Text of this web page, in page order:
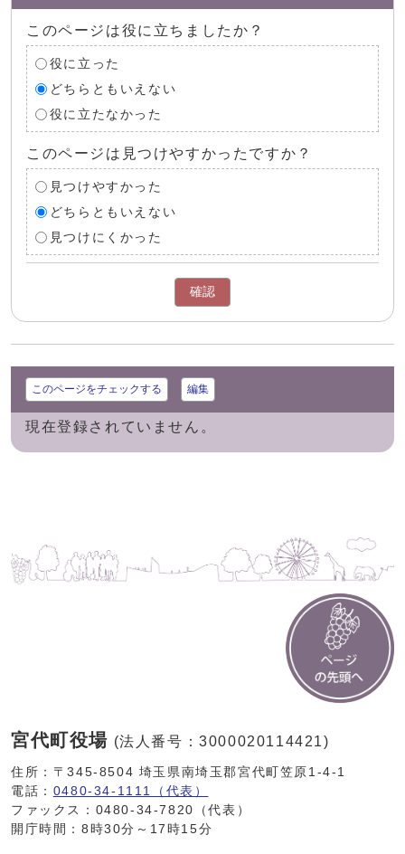
このページは役に立ちましたか？
役に立った
どちらともいえない
役に立たなかった
このページは見つけやすかったですか？
見つけやすかった
どちらともいえない
見つけにくかった
確認
このページをチェックする 編集
現在登録されていません。
宮代町役場 (法人番号：3000020114421)
住所：〒345-8504 埼玉県南埼玉郡宮代町笠原1-4-1
電話： 0480-34-1111（代表）
ファックス：0480-34-7820（代表）
開庁時間：8時30分～17時15分